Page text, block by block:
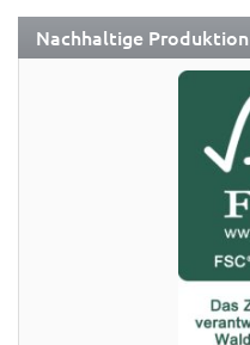
Nachhaltige Produktion